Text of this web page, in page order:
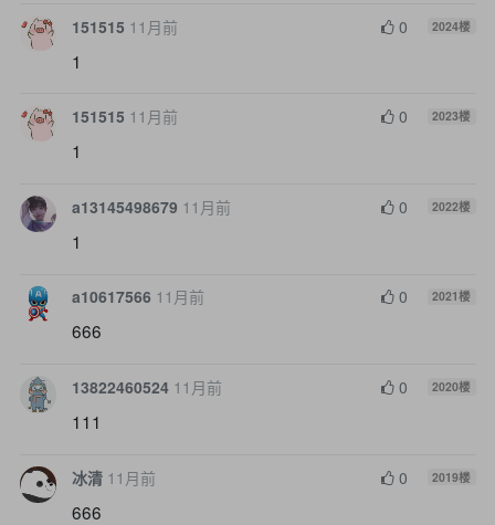
151515 11月前 0 2024楼
1
151515 11月前 0 2023楼
1
a13145498679 11月前 0 2022楼
1
a10617566 11月前 0 2021楼
666
13822460524 11月前 0 2020楼
111
冰清 11月前 0 2019楼
666